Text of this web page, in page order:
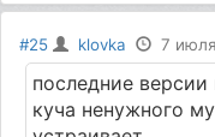
#25 klovka 7
последние
куча ненужного